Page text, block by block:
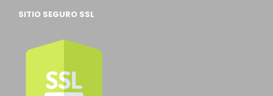
SITIO SEGURO SSL